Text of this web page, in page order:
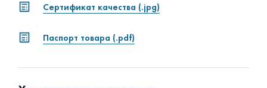
Сертификат качества (.jpg)
Паспорт товара (.pdf)